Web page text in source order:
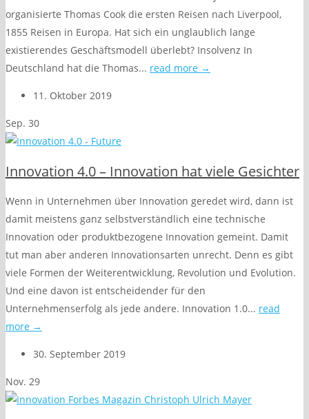
organisierte Thomas Cook die ersten Reisen nach Liverpool,
1855 Reisen in Europa. Hat sich ein unglaublich lange
existierendes Geschäftsmodell überlebt? Insolvenz In
Deutschland hat die Thomas... read more →
11. Oktober 2019
Sep. 30
Innovation 4.0 – Innovation hat viele Gesichter
Wenn in Unternehmen über Innovation geredet wird, dann ist
damit meistens ganz selbstverständlich eine technische
Innovation oder produktbezogene Innovation gemeint. Damit
tut man aber anderen Innovationsarten unrecht. Denn es gibt
viele Formen der Weiterentwicklung, Revolution und Evolution.
Und eine davon ist entscheidender für den
Unternehmenserfolg als jede andere. Innovation 1.0... read
more →
30. September 2019
Nov. 29